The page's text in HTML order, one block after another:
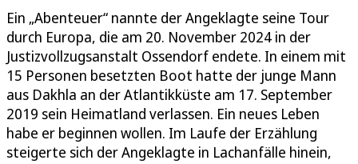
Ein „Abenteuer“ nannte der Angeklagte seine Tour
durch Europa, die am 20. November 2024 in der
Justizvollzugsanstalt Ossendorf endete. In einem mit
15 Personen besetzten Boot hatte der junge Mann
aus Dakhla an der Atlantikküste am 17. September
2019 sein Heimatland verlassen. Ein neues Leben
habe er beginnen wollen. Im Laufe der Erzählung
steigerte sich der Angeklagte in Lachanfälle hinein,